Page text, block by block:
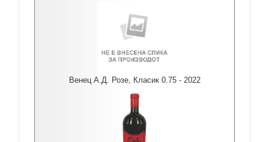
Венец А.Д. Розе, Класик 0.75 - 2022